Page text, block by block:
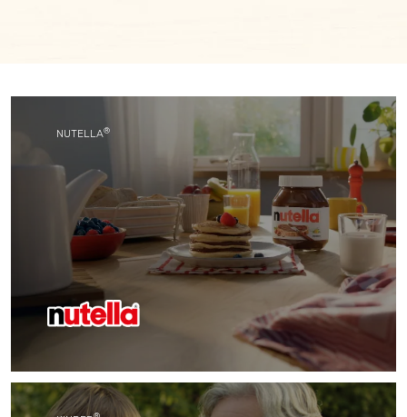
NUTELLA®
Със своя уникален вкус Nutella®се превърна в
любим продукт на поколения хора по света.